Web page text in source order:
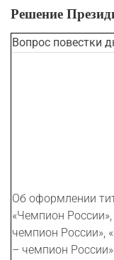
Решение
Вопрос повестки
Об оформлении
«Чемпион
чемпион России»,
– чемпион